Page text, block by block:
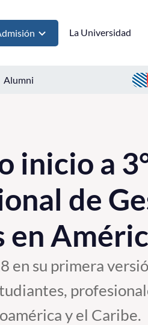
La Universidad
Alumni
inicio a
de
en
en su primera
y el Caribe.